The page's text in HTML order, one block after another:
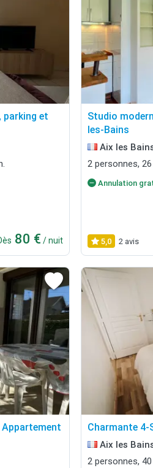
parking et
80 € / nuit
Studio
les-Bains
Aix les
2 personnes,
Annulation
5,0 2 avis
Charmante 4-
Aix les
2 personnes,